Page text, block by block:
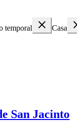
temporal Casa
San Jacinto